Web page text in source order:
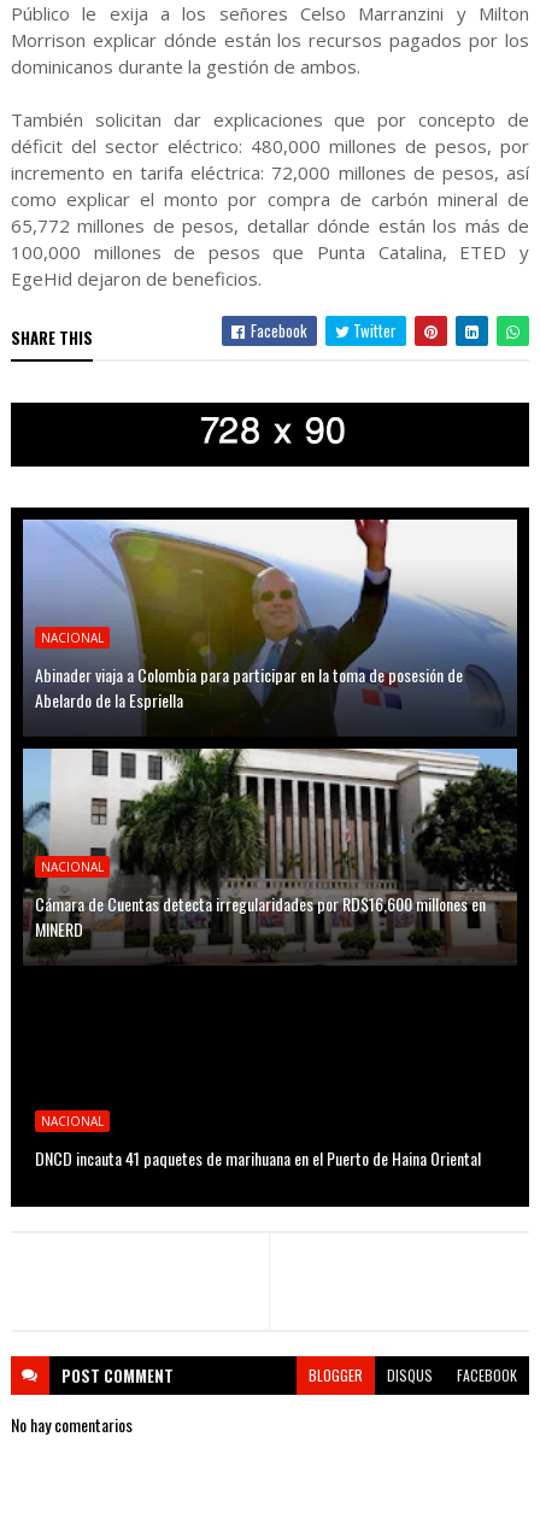
Público le exija a los señores Celso Marranzini y Milton
Morrison explicar dónde están los recursos pagados por los
dominicanos durante la gestión de ambos.
También solicitan dar explicaciones que por concepto de
déficit del sector eléctrico: 480,000 millones de pesos, por
incremento en tarifa eléctrica: 72,000 millones de pesos, así
como explicar el monto por compra de carbón mineral de
65,772 millones de pesos, detallar dónde están los más de
100,000 millones de pesos que Punta Catalina, ETED y
EgeHid dejaron de beneficios.
SHARE THIS Facebook Twitter
NACIONAL
Abinader viaja a Colombia para participar en la toma de posesión de
Abelardo de la Espriella
NACIONAL
Cámara de Cuentas detecta irregularidades por RD$16,600 millones en
MINERD
NACIONAL
DNCD incauta 41 paquetes de marihuana en el Puerto de Haina Oriental
POST COMMENT BLOGGER DISQUS FACEBOOK
No hay comentarios